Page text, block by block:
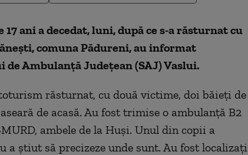
17 ani a decedat, luni, după ce s-a răsturnat cu
comuna Pădureni, au informat
Ambulanţă Judeţean (SAJ) Vaslui.
răsturnat, cu două victime, doi băieţi de
de acasă. Au fost trimise o ambulanţă B2
ambele de la Huşi. Unul din copii a
a ştiut să precizeze unde sunt. Au fost localizaţi